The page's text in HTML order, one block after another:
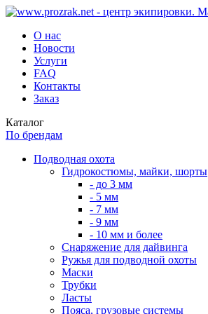
О нас
Новости
Услуги
FAQ
Контакты
Заказ
Каталог
По брендам
Подводная охота
Гидрокостюмы, майки, шорты
- до 3 мм
- 5 мм
- 7 мм
- 9 мм
- 10 мм и более
Снаряжение для дайвинга
Ружья для подводной охоты
Маски
Трубки
Ласты
Пояса, грузовые системы